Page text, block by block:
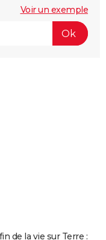
Voir un exemple
de la vie sur Terre :